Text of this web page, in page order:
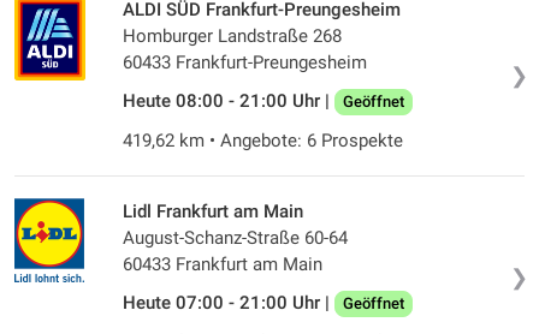
❯
ALDI SÜD Frankfurt-Preungesheim
Homburger Landstraße 268
60433 Frankfurt-Preungesheim
Heute 08:00 - 21:00 Uhr |
Geöffnet
419,62 km • Angebote: 6 Prospekte
❯
Lidl Frankfurt am Main
August-Schanz-Straße 60-64
60433 Frankfurt am Main
Heute 07:00 - 21:00 Uhr |
Geöffnet